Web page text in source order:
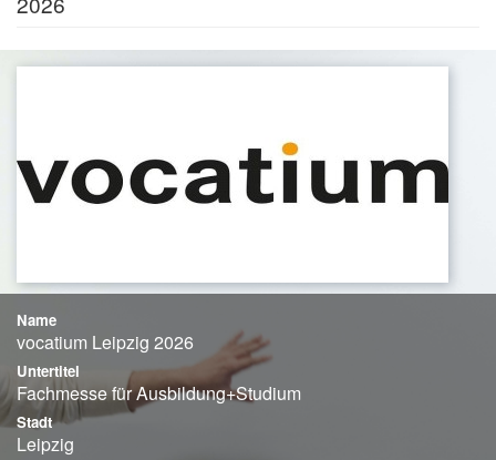
Name
vocatium Leipzig 2026
Untertitel
Fachmesse für Ausbildung+Studium
Stadt
Leipzig